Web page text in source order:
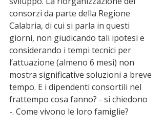
consorzi da parte della Regione
Calabria, di cui si parla in questi
giorni, non giudicando tali ipotesi e
considerando i tempi tecnici per
l’attuazione (almeno 6 mesi) non
mostra significative soluzioni a breve
tempo. E i dipendenti consortili nel
frattempo cosa fanno? - si chiedono
-. Come vivono le loro famiglie?